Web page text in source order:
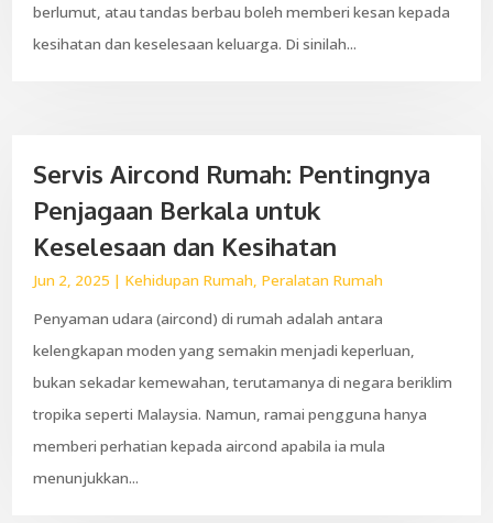
berlumut, atau tandas berbau boleh memberi kesan kepada
kesihatan dan keselesaan keluarga. Di sinilah...
Servis Aircond Rumah: Pentingnya
Penjagaan Berkala untuk
Keselesaan dan Kesihatan
Jun 2, 2025 | Kehidupan Rumah, Peralatan Rumah
Penyaman udara (aircond) di rumah adalah antara
kelengkapan moden yang semakin menjadi keperluan,
bukan sekadar kemewahan, terutamanya di negara beriklim
tropika seperti Malaysia. Namun, ramai pengguna hanya
memberi perhatian kepada aircond apabila ia mula
menunjukkan...